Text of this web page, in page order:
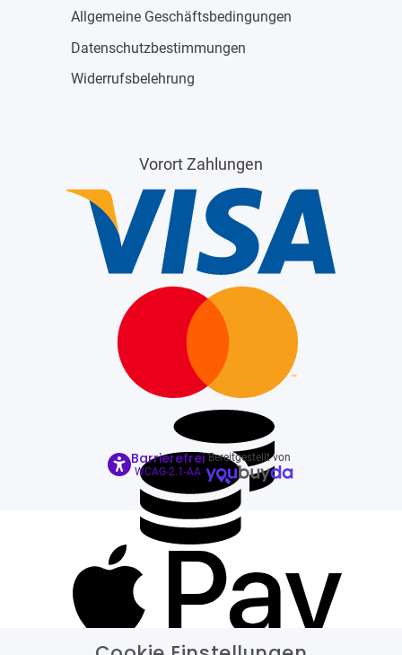
Allgemeine Geschäftsbedingungen
Datenschutzbestimmungen
Widerrufsbelehrung
Vorort Zahlungen
Barrierefrei
WCAG-2.1-AA
Bereitgestellt von